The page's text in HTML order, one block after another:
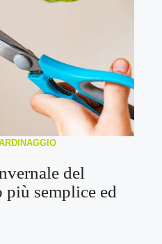
del
semplice ed